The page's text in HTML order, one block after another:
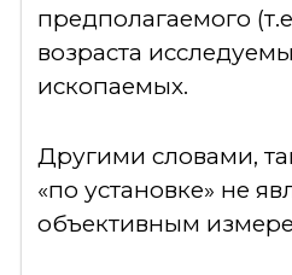
предполагаемого
возраста
ископаемых.
Другими словами,
«по установке» не
объективным